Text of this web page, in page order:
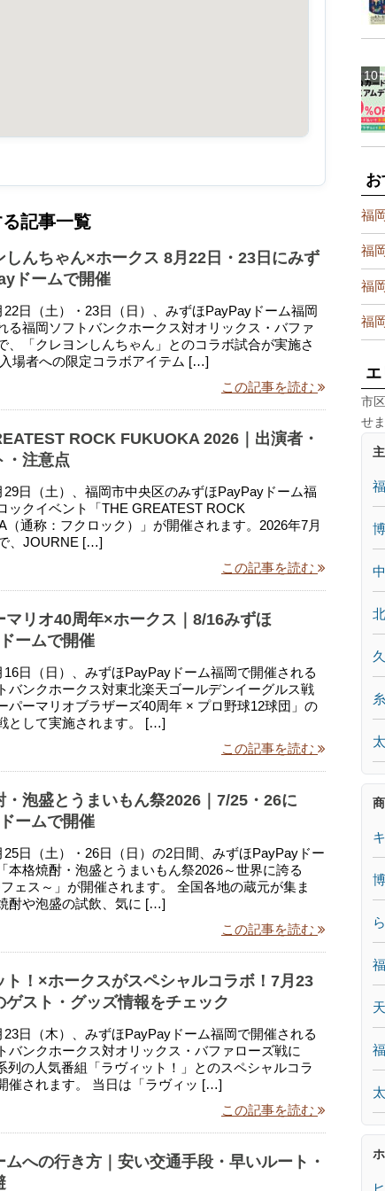
る記事一覧
しんちゃん×ホークス 8月22日・23日にみず
ドームで開催
22日（土）・23日（日）、みずほPayPayドーム福岡
る福岡ソフトバンクホークス対オリックス・バファ
、「クレヨンしんちゃん」とのコラボ試合が実施さ
場者への限定コラボアイテム […]
この記事を読む
ROCK FUKUOKA 2026｜出演者・
・注意点
29日（土）、福岡市中央区のみずほPayPayドーム福
ックイベント「THE GREATEST ROCK
（通称：フクロック）」が開催されます。2026年7月
、JOURNE […]
この記事を読む
マリオ40周年×ホークス｜8/16みずほ
ームで開催
16日（日）、みずほPayPayドーム福岡で開催される
バンクホークス対東北楽天ゴールデンイーグルス戦
パーマリオブラザーズ40周年 × プロ野球12球団」の
として実施されます。 […]
この記事を読む
・泡盛とうまいもん祭2026｜7/25・26に
ームで開催
25日（土）・26日（日）の2日間、みずほPayPayドー
本格焼酎・泡盛とうまいもん祭2026～世界に誇る
ェス～」が開催されます。 全国各地の蔵元が集ま
酎や泡盛の試飲、気に […]
この記事を読む
ト！×ホークスがスペシャルコラボ！7月23
ゲスト・グッズ情報をチェック
23日（木）、みずほPayPayドーム福岡で開催される
バンクホークス対オリックス・バファローズ戦に
列の人気番組「ラヴィット！」とのスペシャルコラ
催されます。 当日は「ラヴィッ […]
この記事を読む
ムへの行き方｜安い交通手段・早いルート・
福
福
福
福
市
せま